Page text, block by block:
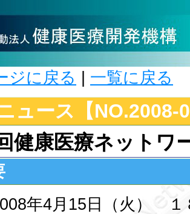
ジに戻る 一覧に戻る
ュース【NO.2008-
健康医療ネットワ
年4月15日（火） １